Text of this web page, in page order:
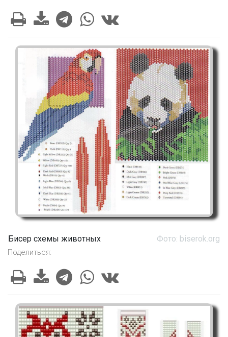
Бисер схемы животных Фото: biserok.org
Поделиться: